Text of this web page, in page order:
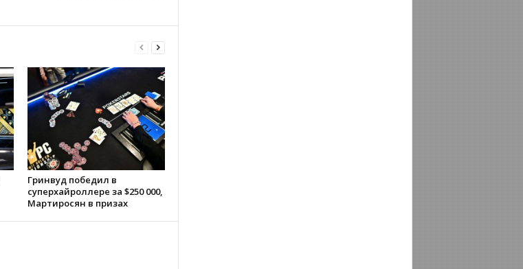
Гринвуд победил в
суперхайроллере за $250 000,
Мартиросян в призах